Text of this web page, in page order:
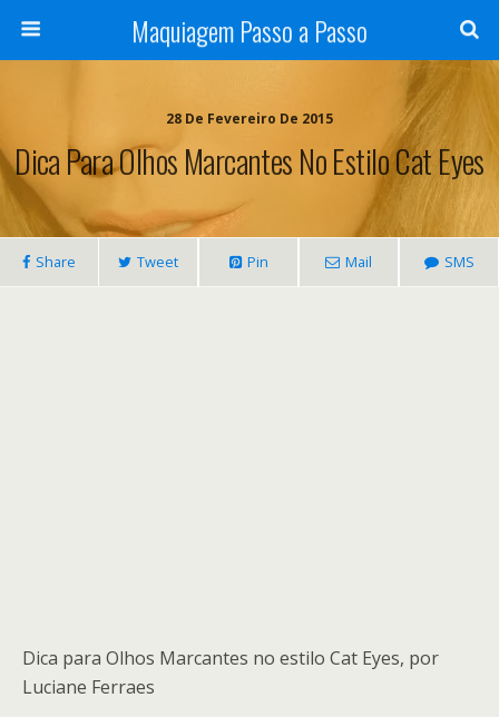
Maquiagem Passo a Passo
28 De Fevereiro De 2015
Dica Para Olhos Marcantes No Estilo Cat Eyes
Share Tweet Pin Mail SMS
Dica para Olhos Marcantes no estilo Cat Eyes, por
Luciane Ferraes